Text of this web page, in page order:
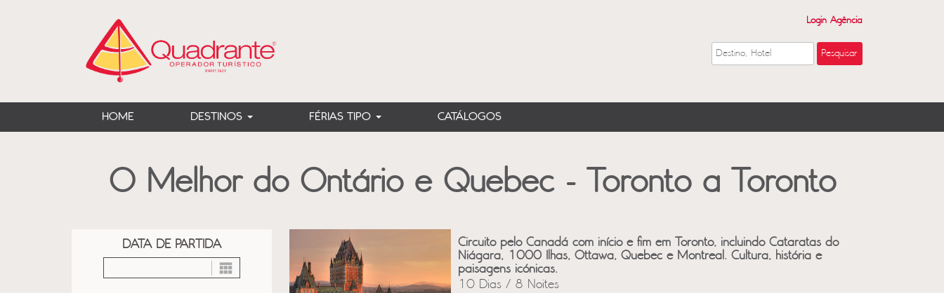
Login Agência
HOME DESTINOS FÉRIAS TIPO CATÁLOGOS
O Melhor do Ontário e Quebec - Toronto a Toronto
DATA DE PARTIDA
Circuito pelo Canadá com início e fim em Toronto, incluindo Cataratas do
Niágara, 1000 Ilhas, Ottawa, Quebec e Montreal. Cultura, história e
paisagens icónicas.
10 Dias / 8 Noites